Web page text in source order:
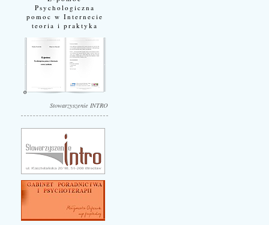
Psychologiczna
pomoc w Internecie
teoria i praktyka
Stowarzyszenie INTRO